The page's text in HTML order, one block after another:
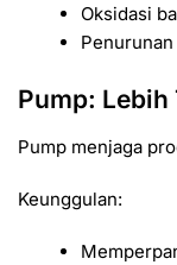
Oksidasi
Pump: Lebih
Pump menjaga
Keunggulan: